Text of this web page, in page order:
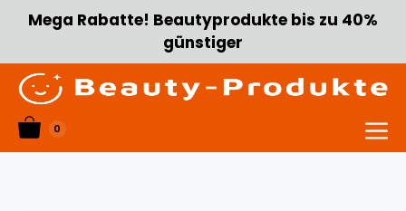
Zum
Inhalt
Mega Rabatte! Beautyprodukte bis zu 40%
günstiger
0
Menü